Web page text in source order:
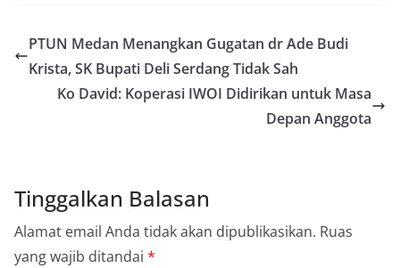
PTUN Medan Menangkan Gugatan dr Ade Budi
Krista, SK Bupati Deli Serdang Tidak Sah
Ko David: Koperasi IWOI Didirikan untuk Masa
Depan Anggota
Tinggalkan Balasan
Alamat email Anda tidak akan dipublikasikan. Ruas
yang wajib ditandai *